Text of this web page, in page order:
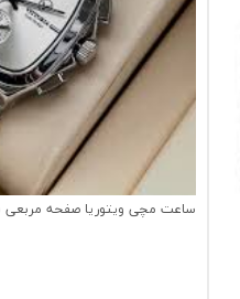
ساعت مچی ویتوریا صفحه مربعی VT3185